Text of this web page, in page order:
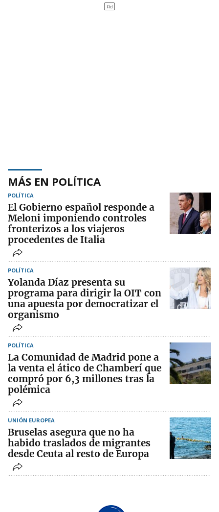
MÁS EN POLÍTICA
POLÍTICA
El Gobierno español responde a
Meloni imponiendo controles
fronterizos a los viajeros
procedentes de Italia
POLÍTICA
Yolanda Díaz presenta su
programa para dirigir la OIT con
una apuesta por democratizar el
organismo
POLÍTICA
La Comunidad de Madrid pone a
la venta el ático de Chamberí que
compró por 6,3 millones tras la
polémica
UNIÓN EUROPEA
Bruselas asegura que no ha
habido traslados de migrantes
desde Ceuta al resto de Europa